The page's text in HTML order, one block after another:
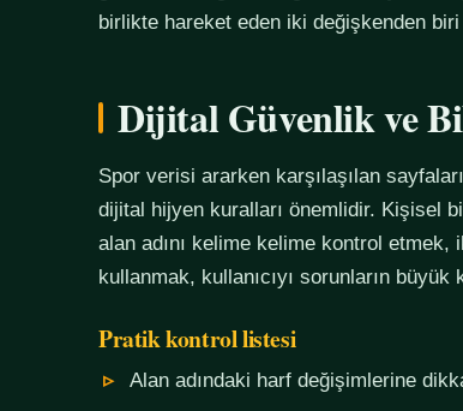
birlikte hareket eden iki değişkenden
Dijital Güvenlik ve
Spor verisi ararken karşılaşılan
dijital hijyen kuralları önemlidir. Kişisel
alan adını kelime kelime kontrol
kullanmak, kullanıcıyı sorunların büyük
Pratik kontrol listesi
Alan adındaki harf değişimlerine